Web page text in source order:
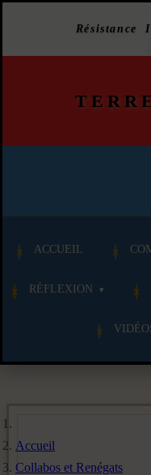
Résistance
ACCUEIL
RÉFLEXION
Accueil
Collabos et Renégats